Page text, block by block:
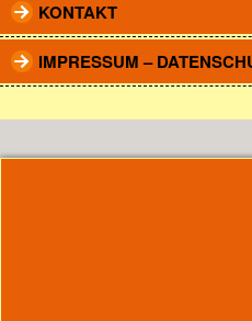
KONTAKT
IMPRESSUM –